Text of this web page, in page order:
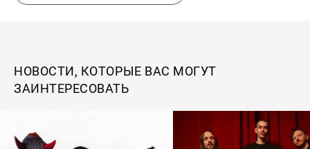
НОВОСТИ, КОТОРЫЕ ВАС МОГУТ
ЗАИНТЕРЕСОВАТЬ